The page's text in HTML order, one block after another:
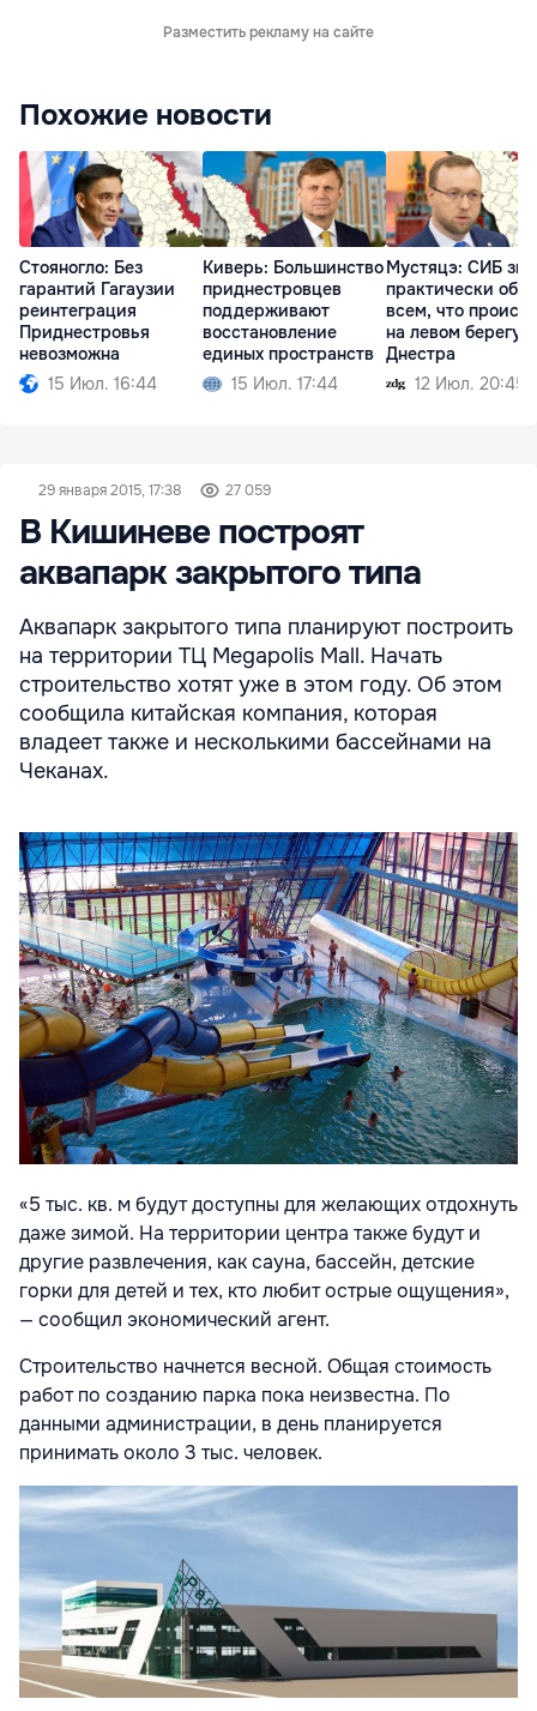
Разместить рекламу на сайте
Похожие новости
Стояногло: Без
гарантий Гагаузии
реинтеграция
Приднестровья
невозможна
15 Июл. 16:44
Киверь: Большинство
приднестровцев
поддерживают
восстановление
единых пространств
15 Июл. 17:44
Мустяцэ: СИБ
практически обо
всем, что
на левом берегу
Днестра
12 Июл. 20:45
29 января 2015, 17:38 27 059
В Кишиневе построят
аквапарк закрытого типа
Аквапарк закрытого типа планируют построить
на территории ТЦ Megapolis Mall. Начать
строительство хотят уже в этом году. Об этом
сообщила китайская компания, которая
владеет также и несколькими бассейнами на
Чеканах.
«5 тыс. кв. м будут доступны для желающих отдохнуть
даже зимой. На территории центра также будут и
другие развлечения, как сауна, бассейн, детские
горки для детей и тех, кто любит острые ощущения»,
— сообщил экономический агент.
Строительство начнется весной. Общая стоимость
работ по созданию парка пока неизвестна. По
данными администрации, в день планируется
принимать около 3 тыс. человек.